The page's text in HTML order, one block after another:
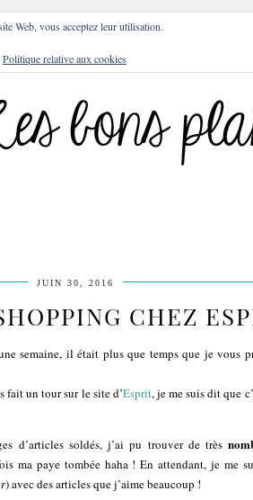
JUIN 30, 2016
CHEZ
semaine, il était plus que temps que je vous
fait un tour sur le site d’Esprit, je me suis dit que
d’articles soldés, j’ai pu trouver de très
ma paye tombée haha ! En attendant, je me
) avec des articles que j’aime beaucoup !
Web, vous acceptez leur utilisation.
Politique relative aux cookies